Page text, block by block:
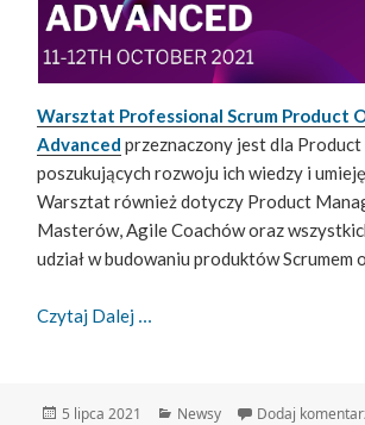
Warsztat Professional Scrum Product
Advanced przeznaczony jest dla
poszukujących rozwoju ich wiedzy i
Warsztat również dotyczy Product
Masterów, Agile Coachów oraz
udział w budowaniu produktów Scrumem
Czytaj Dalej
Data
5 lipca 2021 Kategorie
Newsy Dodaj